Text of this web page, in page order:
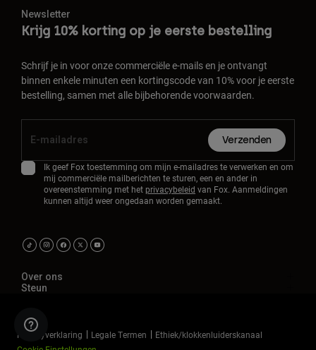
Newsletter
Krijg 10% korting op je eerste bestelling
Schrijf je in voor onze commerciële e-mails en je ontvangt
binnen enkele minuten een kortingscode van 10% voor je eerste
bestelling, samen met alle bijbehorende voorwaarden.
Verzenden
Ik geef Fox toestemming om mijn e-mailadres te verwerken en om
mij commerciële mailberichten te sturen, een en ander in
overeenstemming met het privacybeleid van Fox. Aanmeldingen
kunnen altijd weer ongedaan worden gemaakt.
Over ons
Steun
Privacyverklaring Legale Termen
Ethiek/klokkenluiderskanaal